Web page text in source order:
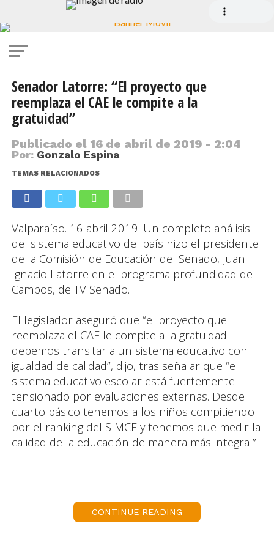
Senador Latorre: “El proyecto que
reemplaza el CAE le compite a la
gratuidad”
Publicado el 16 de abril de 2019 - 2:04
Por: Gonzalo Espina
TEMAS RELACIONADOS
Valparaíso. 16 abril 2019. Un completo análisis
del sistema educativo del país hizo el presidente
de la Comisión de Educación del Senado, Juan
Ignacio Latorre en el programa profundidad de
Campos, de TV Senado.
El legislador aseguró que “el proyecto que
reemplaza el CAE le compite a la gratuidad…
debemos transitar a un sistema educativo con
igualdad de calidad”, dijo, tras señalar que “el
sistema educativo escolar está fuertemente
tensionado por evaluaciones externas. Desde
cuarto básico tenemos a los niños compitiendo
por el ranking del SIMCE y tenemos que medir la
calidad de la educación de manera más integral”.
sala de clases…hay más de 300 mil niños y
jóvenes que están fuera del sistema escolar”.
CONTINUE READING